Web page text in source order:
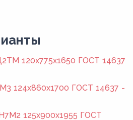
120x775x1650 ГОСТ 14637
124x860x1700 ГОСТ 14637 -
125x900x1955 ГОСТ